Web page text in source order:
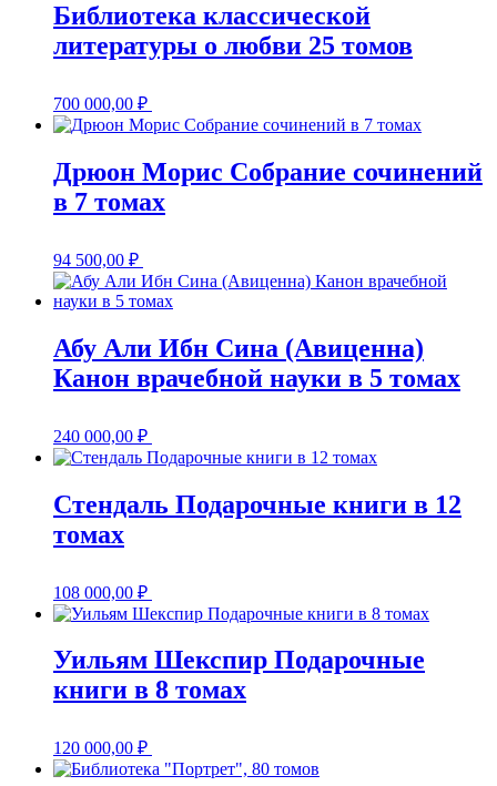
Библиотека классической
литературы о любви 25 томов
700 000,00 ₽
Дрюон Морис Собрание сочинений
в 7 томах
94 500,00 ₽
Абу Али Ибн Сина (Авиценна)
Канон врачебной науки в 5 томах
240 000,00 ₽
Стендаль Подарочные книги в 12
томах
108 000,00 ₽
Уильям Шекспир Подарочные
книги в 8 томах
120 000,00 ₽